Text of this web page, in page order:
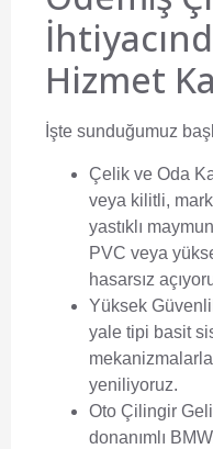
Hizmet
İşte sunduğumuz
Çelik ve Oda
veya kilitli,
yastıklı
PVC veya
hasarsız
Yüksek
yale tipi basit
yeniliyoruz.
Oto Çilingir
donanımlı